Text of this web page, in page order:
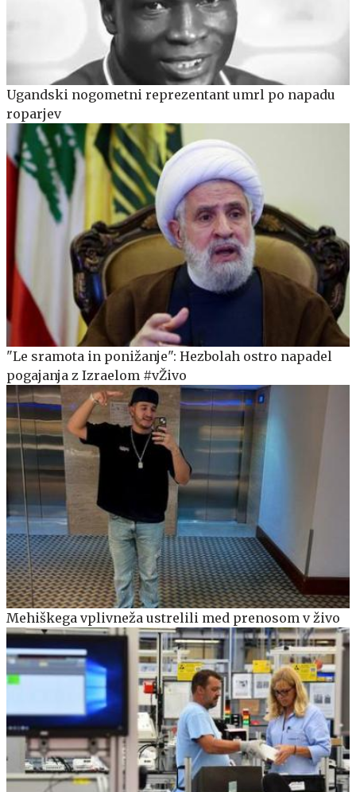
Ugandski nogometni reprezentant umrl po napadu
roparjev
"Le sramota in ponižanje": Hezbolah ostro napadel
pogajanja z Izraelom #vŽivo
Mehiškega vplivneža ustrelili med prenosom v živo